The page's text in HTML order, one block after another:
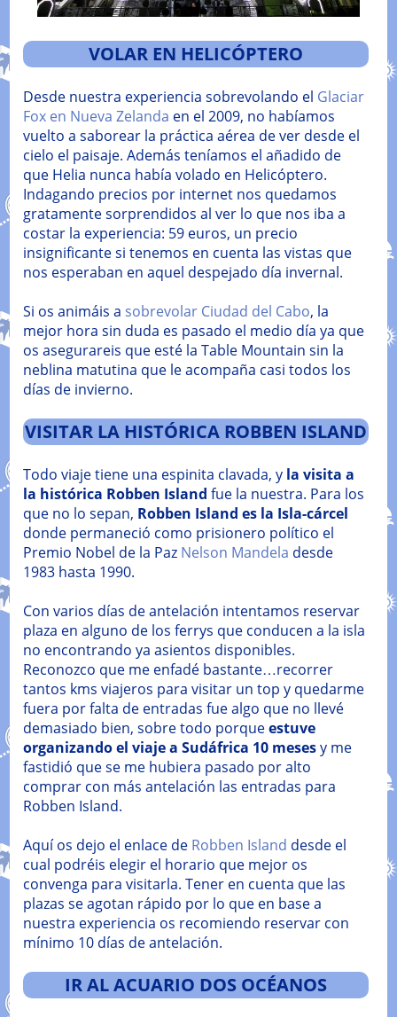
VOLAR EN HELICÓPTERO
Desde nuestra experiencia sobrevolando el Glaciar
Fox en Nueva Zelanda en el 2009, no habíamos
vuelto a saborear la práctica aérea de ver desde el
cielo el paisaje. Además teníamos el añadido de
que Helia nunca había volado en Helicóptero.
Indagando precios por internet nos quedamos
gratamente sorprendidos al ver lo que nos iba a
costar la experiencia: 59 euros, un precio
insignificante si tenemos en cuenta las vistas que
nos esperaban en aquel despejado día invernal.
Si os animáis a sobrevolar Ciudad del Cabo, la
mejor hora sin duda es pasado el medio día ya que
os asegurareis que esté la Table Mountain sin la
neblina matutina que le acompaña casi todos los
días de invierno.
VISITAR LA HISTÓRICA ROBBEN ISLAND
Todo viaje tiene una espinita clavada, y la visita a
la histórica Robben Island fue la nuestra. Para los
que no lo sepan, Robben Island es la Isla-cárcel
donde permaneció como prisionero político el
Premio Nobel de la Paz Nelson Mandela desde
1983 hasta 1990.
Con varios días de antelación intentamos reservar
plaza en alguno de los ferrys que conducen a la isla
no encontrando ya asientos disponibles.
Reconozco que me enfadé bastante…recorrer
tantos kms viajeros para visitar un top y quedarme
fuera por falta de entradas fue algo que no llevé
demasiado bien, sobre todo porqueestuve
organizando el viaje a Sudáfrica 10 mesesy me
fastidió que se me hubiera pasado por alto
comprar con más antelación las entradas para
Robben Island.
Aquí os dejo el enlace de Robben Island desde el
cual podréis elegir el horario que mejor os
convenga para visitarla. Tener en cuenta que las
plazas se agotan rápido por lo que en base a
nuestra experiencia os recomiendo reservar con
mínimo 10 días de antelación.
IR AL ACUARIO DOS OCÉANOS